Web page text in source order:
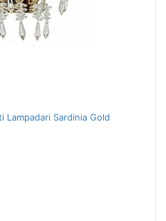
Lampadari Sardinia Gold